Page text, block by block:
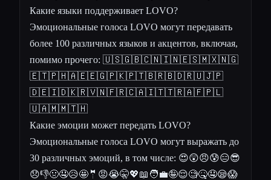
Какие языки поддерживает LOVO?
Эмоциональные голоса LOVO могут передавать
более 100 различных языков и акцентов, включая,
помимо прочего: 🇺🇸🇬🇧🇨🇳🇮🇳🇪🇸🇲🇽🇳🇬
🇪🇹🇵🇭🇦🇪🇪🇬🇵🇰🇵🇹🇧🇷🇧🇩🇷🇺🇯🇵
🇩🇪🇮🇩🇰🇷🇻🇳🇫🇷🇨🇦🇮🇹🇹🇷🇦🇫🇵🇱
🇺🇦🇲🇲🇹🇭
Какие эмоции может передать LOVO?
Эмоциональные голоса LOVO могут выражать до
30 различных эмоций, в том числе: 😍😲😠😰😑😎
😞👎🤢🤤😥🤩🤵😡😭🤫💖📖🧑‍💼🤪😌🧐🤒🤤😪😱